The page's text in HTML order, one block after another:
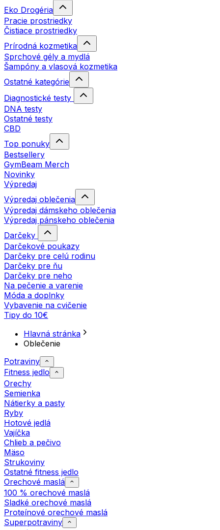
Eko Drogéria
Pracie prostriedky
Čistiace prostriedky
Prírodná kozmetika
Sprchové gély a mydlá
Šampóny a vlasová kozmetika
Ostatné kategórie
Diagnostické testy
DNA testy
Ostatné testy
CBD
Top ponuky
Bestsellery
GymBeam Merch
Novinky
Výpredaj
Výpredaj oblečenia
Výpredaj dámskeho oblečenia
Výpredaj pánskeho oblečenia
Darčeky
Darčekové poukazy
Darčeky pre celú rodinu
Darčeky pre ňu
Darčeky pre neho
Na pečenie a varenie
Móda a doplnky
Vybavenie na cvičenie
Tipy do 10€
Hlavná stránka
Oblečenie
Potraviny
Fitness jedlo
Orechy
Semienka
Nátierky a pasty
Ryby
Hotové jedlá
Vajíčka
Chlieb a pečivo
Mäso
Strukoviny
Ostatné fitness jedlo
Orechové maslá
100 % orechové maslá
Sladké orechové maslá
Proteínové orechové maslá
Superpotraviny